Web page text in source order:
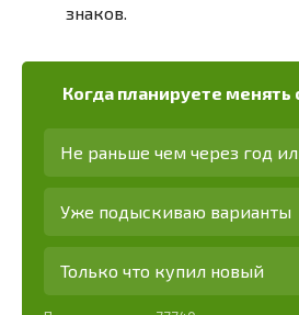
знаков.
Когда планируете
Не раньше чем через год
Уже подыскиваю варианты
Только что купил новый